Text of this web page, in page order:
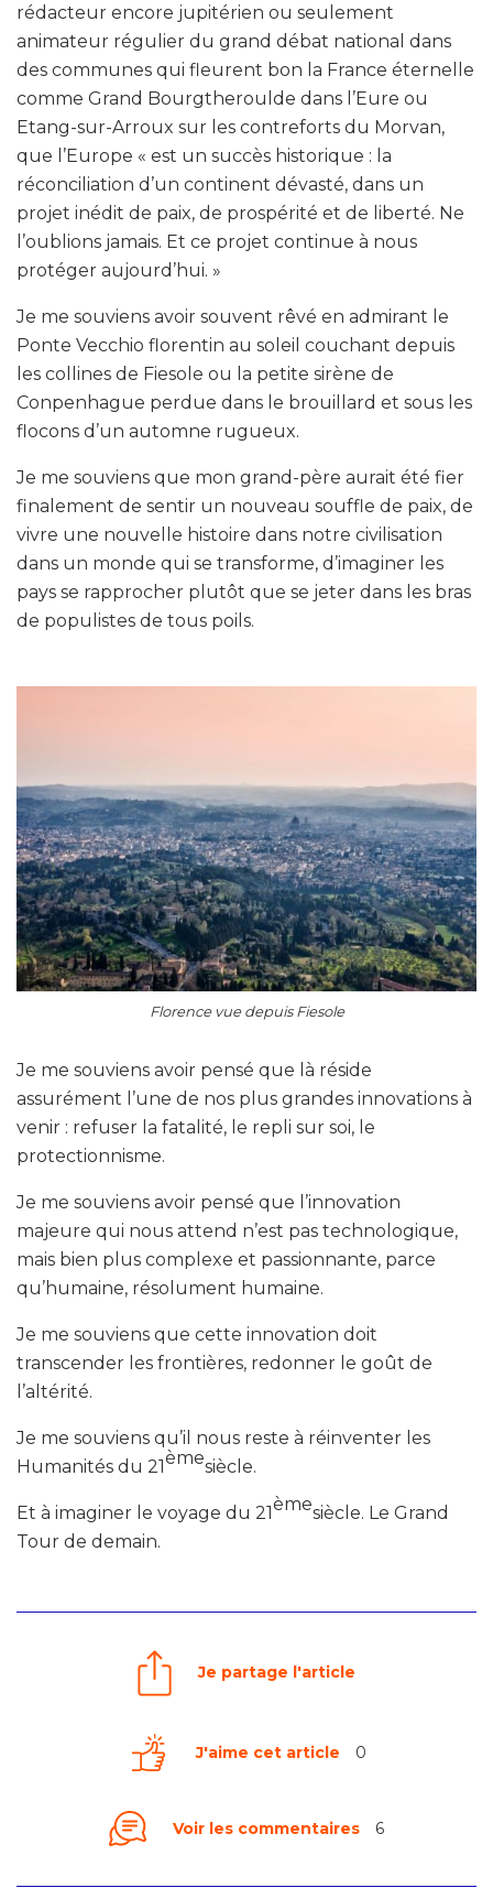
rédacteur encore jupitérien ou seulement
animateur régulier du grand débat national dans
des communes qui fleurent bon la France éternelle
comme Grand Bourgtheroulde dans l’Eure ou
Etang-sur-Arroux sur les contreforts du Morvan,
que l’Europe « est un succès historique : la
réconciliation d’un continent dévasté, dans un
projet inédit de paix, de prospérité et de liberté. Ne
l’oublions jamais. Et ce projet continue à nous
protéger aujourd’hui. »
Je me souviens avoir souvent rêvé en admirant le
Ponte Vecchio florentin au soleil couchant depuis
les collines de Fiesole ou la petite sirène de
Conpenhague perdue dans le brouillard et sous les
flocons d’un automne rugueux.
Je me souviens que mon grand-père aurait été fier
finalement de sentir un nouveau souffle de paix, de
vivre une nouvelle histoire dans notre civilisation
dans un monde qui se transforme, d’imaginer les
pays se rapprocher plutôt que se jeter dans les bras
de populistes de tous poils.
Florence vue depuis Fiesole
Je me souviens avoir pensé que là réside
assurément l’une de nos plus grandes innovations à
venir : refuser la fatalité, le repli sur soi, le
protectionnisme.
Je me souviens avoir pensé que l’innovation
majeure qui nous attend n’est pas technologique,
mais bien plus complexe et passionnante, parce
qu’humaine, résolument humaine.
Je me souviens que cette innovation doit
transcender les frontières, redonner le goût de
l’altérité.
Je me souviens qu’il nous reste à réinventer les
Humanités du 21èmesiècle.
Et à imaginer le voyage du 21èmesiècle. Le Grand
Tour de demain.
Je partage l'article
J'aime cet article 0
Voir les commentaires 6